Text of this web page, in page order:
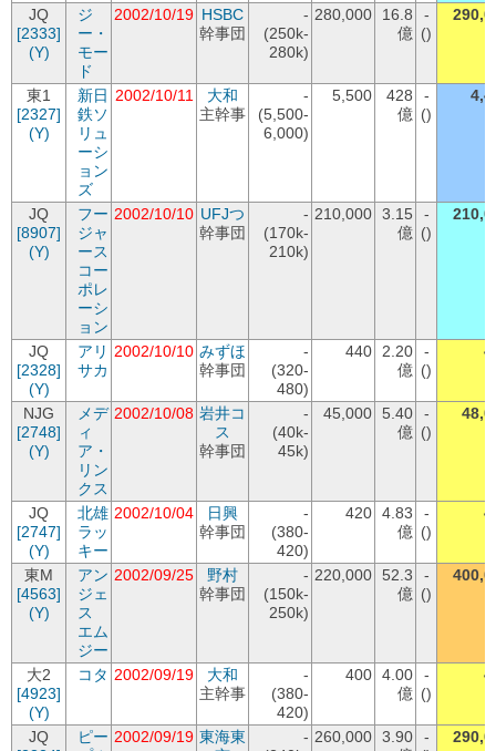
JQ
[2333]
(Y)
ジ
ー・
モー
ド
2002/10/19 HSBC
幹事団
-
(250k-
280k)
280,000
16.8
億
-
()
東1
[2327]
(Y)
新日
鉄ソ
リュ
ーシ
ョン
ズ
2002/10/11
大和
主幹事
-
(5,500-
6,000)
5,500
428
億
-
()
JQ
[8907]
(Y)
フー
ジャ
ース
コー
ポレ
ーシ
ョン
2002/10/10 UFJつ
幹事団
-
(170k-
210k)
210,000 3.15
億
-
()
JQ
[2328]
(Y)
アリ
サカ
2002/10/10 みずほ
幹事団
-
(320-
480)
440
2.20
億
-
()
NJG
[2748]
(Y)
メデ
ィ
ア・
リン
クス
2002/10/08 岩井コ
ス
幹事団
-
(40k-
45k)
45,000 5.40
億
-
()
JQ
[2747]
(Y)
北雄
ラッ
キー
2002/10/04
日興
幹事団
-
(380-
420)
420 4.83
億
-
()
東M
[4563]
(Y)
アン
ジェ
ス
エム
ジー
2002/09/25
野村
幹事団
-
(150k-
250k)
220,000 52.3
億
-
()
大2
[4923]
(Y)
コタ 2002/09/19
大和
主幹事
-
(380-
420)
400 4.00
億
-
()
JQ
ピー 2002/09/19 東海東
- 260,000 3.90
-